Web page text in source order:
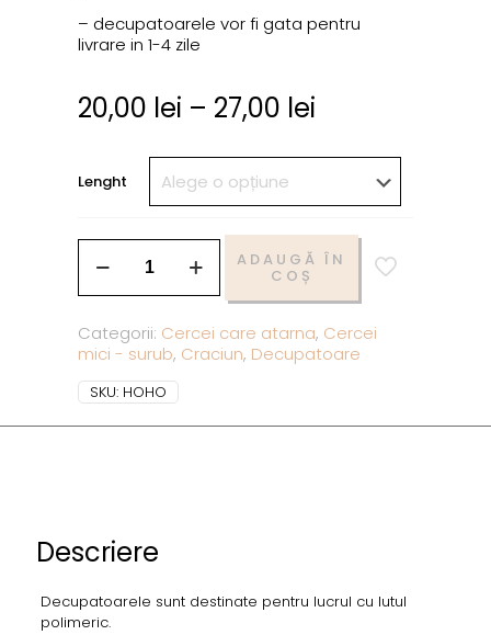
– decupatoarele vor fi gata pentru
livrare in 1-4 zile
20,00 lei – 27,00 lei
Lenght
ADAUGĂ ÎN
COȘ
Categorii: Cercei care atarna, Cercei
mici - surub, Craciun, Decupatoare
SKU: HOHO
Descriere
Decupatoarele sunt destinate pentru lucrul cu lutul
polimeric.